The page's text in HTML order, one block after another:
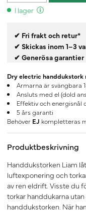
I lager
✔ Fri frakt och retur*
✔ Skickas inom 1–3
✔ Generösa garantier
Dry electric handdukstork
Armarna är svängbara
Ansluts med el (dold
Effektiv och energisnål
5 års garanti
Behöver EJ kompletteras
Produktbeskrivning
Handdukstorken Liam
luftexponering och
av ren eldrift. Visste du
torkar handdukarna
handdukstorken. När